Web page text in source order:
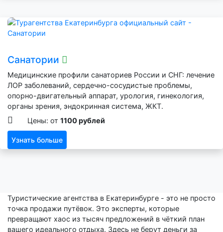
Санатории
Медицинские профили санаториев России и СНГ: лечение
ЛОР заболеваний, сердечно-сосудистые проблемы,
опорно-двигательный аппарат, урология, гинекология,
органы зрения, эндокринная система, ЖКТ.
Цены: от 1100 рублей
Узнать больше
Туристические агентства в Екатеринбурге - это не просто
точка продажи путёвок. Это эксперты, которые
превращают хаос из тысяч предложений в чёткий план
вашего идеального отдыха. Здесь не берут деньги за